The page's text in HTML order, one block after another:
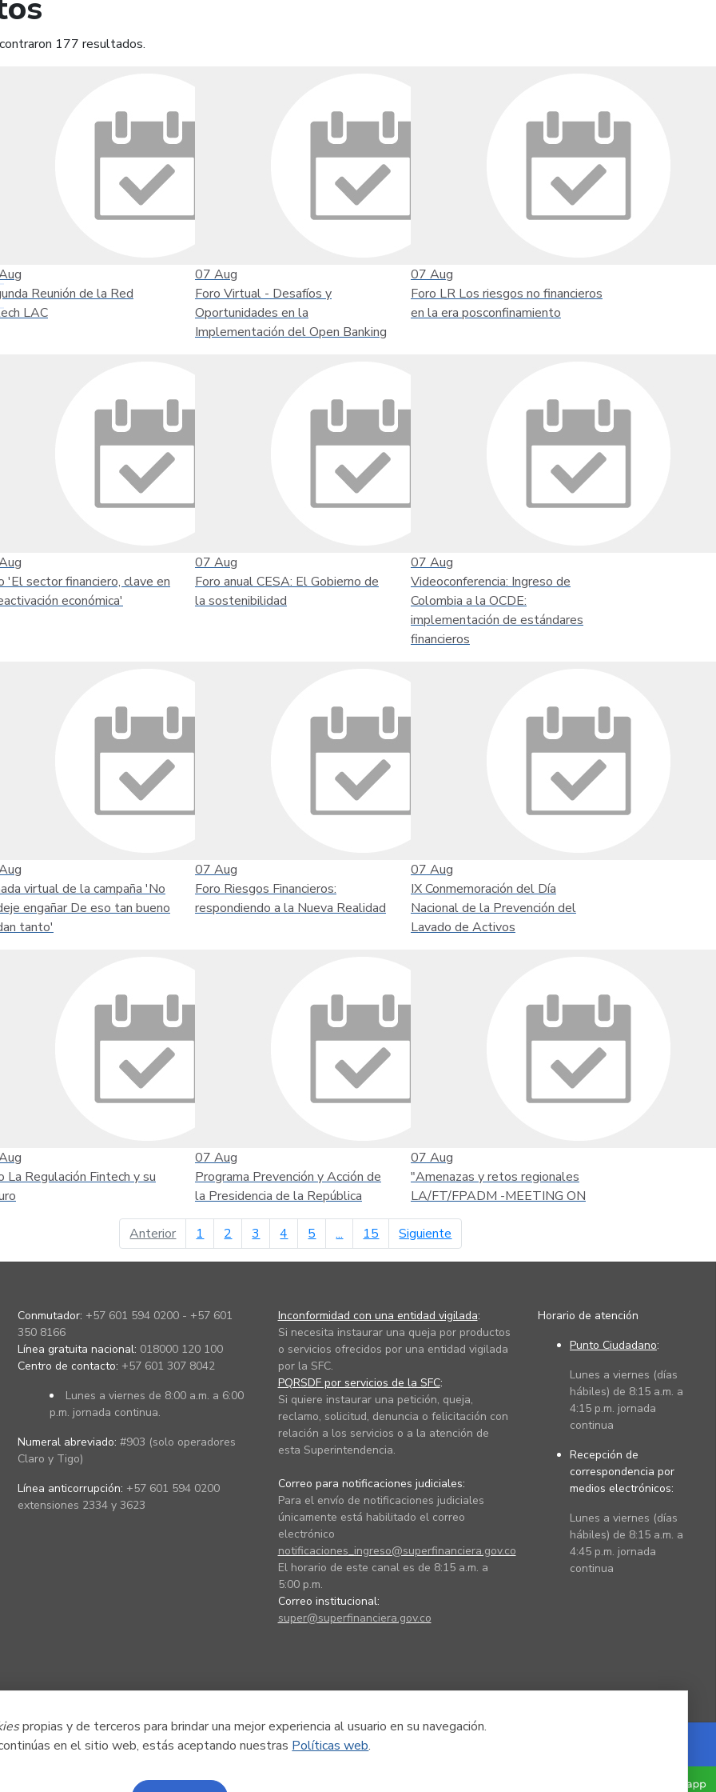
propias y de terceros para brindar una mejor experiencia al usuario en su navegación.
en el sitio web, estás aceptando nuestras Políticas web.
177 resultados.
Reunión de la Red
LAC
07 Aug
Foro Virtual - Desafíos y
Oportunidades en la
Implementación del Open Banking
07 Aug
Foro LR Los riesgos no financieros
en la era posconfinamiento
'El sector financiero, clave en
económica'
07 Aug
Foro anual CESA: El Gobierno de
la sostenibilidad
07 Aug
Videoconferencia: Ingreso de
Colombia a la OCDE:
implementación de estándares
financieros
virtual de la campaña 'No
engañar De eso tan bueno
tanto'
07 Aug
Foro Riesgos Financieros:
respondiendo a la Nueva Realidad
07 Aug
IX Conmemoración del Día
Nacional de la Prevención del
Lavado de Activos
La Regulación Fintech y su
07 Aug
Programa Prevención y Acción de
la Presidencia de la República
07 Aug
"Amenazas y retos regionales
LA/FT/FPADM -MEETING ON
Anteriorpágina anterior
1 2 3 4 5 ... 15 Siguiente
Conmutador: +57 601 594 0200 - +57 601
350 8166
Línea gratuita nacional: 018000 120 100
Centro de contacto: +57 601 307 8042
Lunes a viernes de 8:00 a.m. a 6:00
p.m. jornada continua.
Numeral abreviado: #903 (solo operadores
Claro y Tigo)
Línea anticorrupción: +57 601 594 0200
extensiones 2334 y 3623
Inconformidad con una entidad vigilada:
Si necesita instaurar una queja por productos
o servicios ofrecidos por una entidad vigilada
por la SFC.
PQRSDF por servicios de la SFC:
Si quiere instaurar una petición, queja,
reclamo, solicitud, denuncia o felicitación con
relación a los servicios o a la atención de
esta Superintendencia.
Correo para notificaciones judiciales:
Para el envío de notificaciones judiciales
únicamente está habilitado el correo
electrónico
notificaciones_ingreso@superfinanciera.gov.co
El horario de este canal es de 8:15 a.m. a
5:00 p.m.
Correo institucional:
super@superfinanciera.gov.co
Horario de atención
Punto Ciudadano:
Lunes a viernes (días
hábiles) de 8:15 a.m. a
4:15 p.m. jornada
continua
Recepción de
correspondencia por
medios electrónicos:
Lunes a viernes (días
hábiles) de 8:15 a.m. a
4:45 p.m. jornada
continua
Powered by Nexura